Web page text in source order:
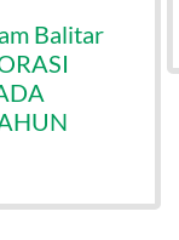
Balitar